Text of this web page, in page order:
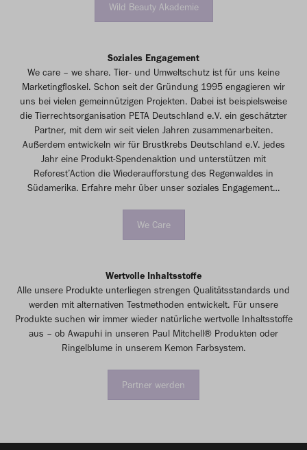
Wild Beauty Akademie
Soziales Engagement
We care – we share. Tier- und Umweltschutz ist für uns keine
Marketingfloskel. Schon seit der Gründung 1995 engagieren wir
uns bei vielen gemeinnützigen Projekten. Dabei ist beispielsweise
die Tierrechtsorganisation PETA Deutschland e.V. ein geschätzter
Partner, mit dem wir seit vielen Jahren zusammenarbeiten.
Außerdem entwickeln wir für Brustkrebs Deutschland e.V. jedes
Jahr eine Produkt-Spendenaktion und unterstützen mit
Reforest’Action die Wiederaufforstung des Regenwaldes in
Südamerika. Erfahre mehr über unser soziales Engagement…
We Care
Wertvolle Inhaltsstoffe
Alle unsere Produkte unterliegen strengen Qualitätsstandards und
werden mit alternativen Testmethoden entwickelt. Für unsere
Produkte suchen wir immer wieder natürliche wertvolle Inhaltsstoffe
aus – ob Awapuhi in unseren Paul Mitchell® Produkten oder
Ringelblume in unserem Kemon Farbsystem.
Partner werden